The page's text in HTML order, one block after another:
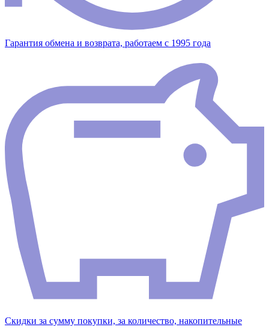
Гарантия обмена и возврата, работаем с 1995 года
Скидки за сумму покупки, за количество, накопительные